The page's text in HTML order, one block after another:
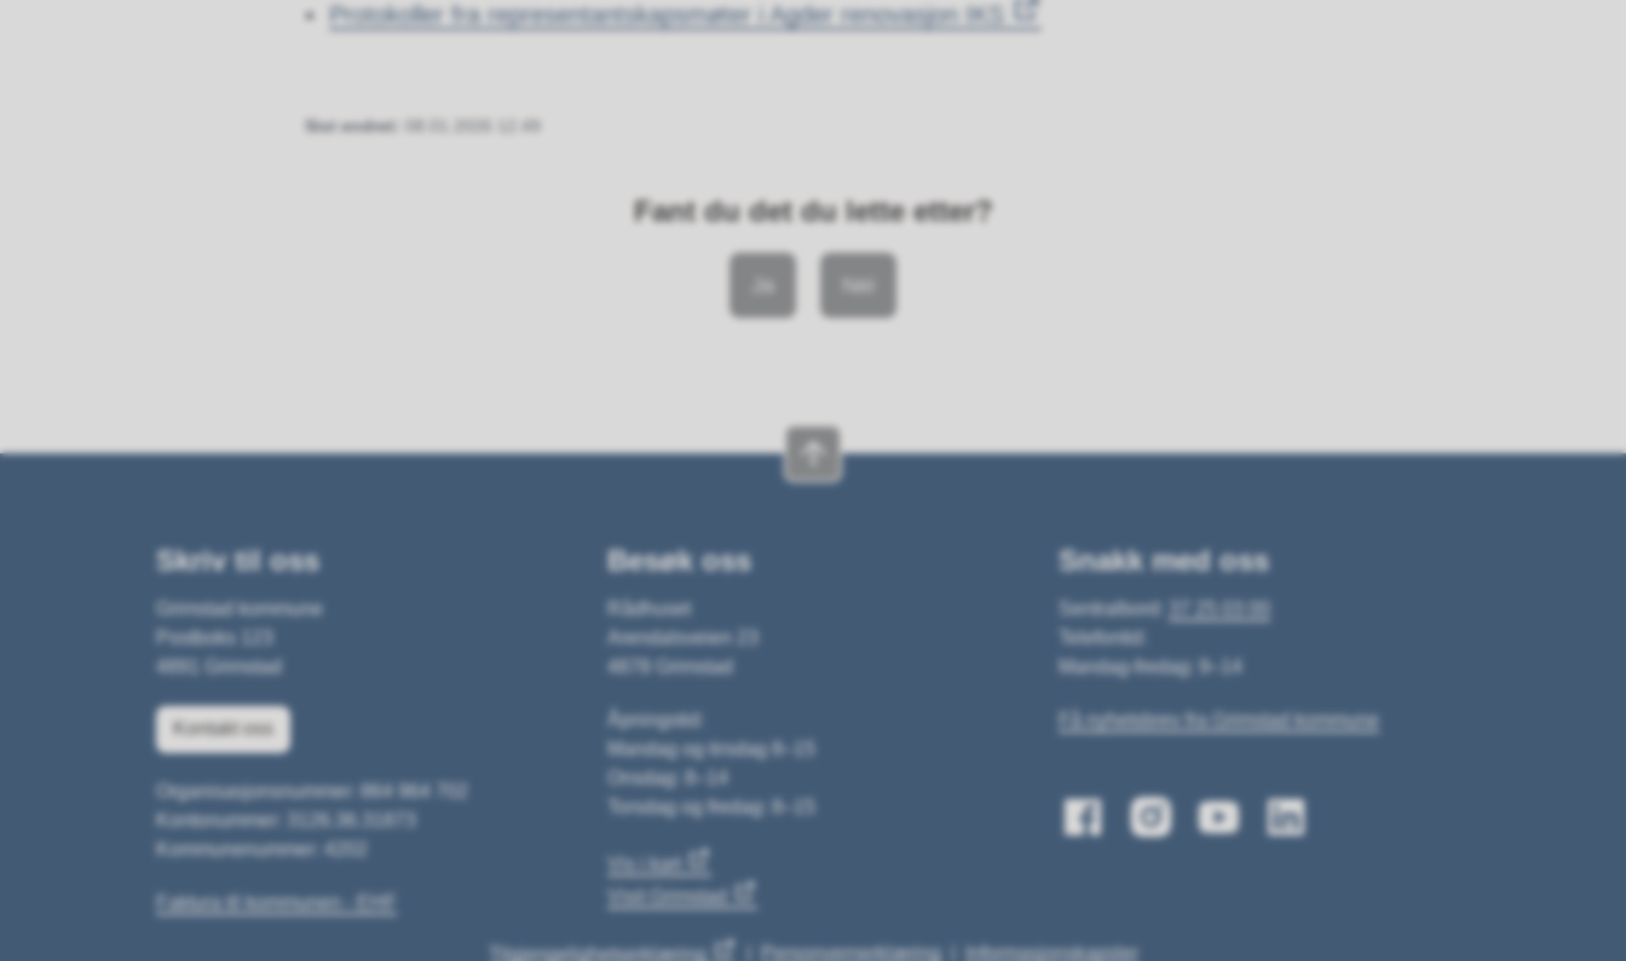
Protokoller fra representantskapsmøter i Agder renovasjon IKS
Sist endret 08.01.2026 12.49
Fant du det du lette etter?
Nei
Skriv til oss
Grimstad kommune
Postboks 123
4891 Grimstad
Kontakt oss
Organisasjonsnummer: 864 964 702
Kontonummer: 3126.36.31873
Kommunenummer: 4202
Faktura til kommunen - EHF
Besøk oss
Rådhuset
Arendalsveien 23
4878 Grimstad
Åpningstid:
Mandag og tirsdag 8–15
Onsdag: 8–14
Torsdag og fredag: 8–15
Vis i kart
Visit Grimstad
Snakk med oss
Sentralbord:
Telefontid:
Mandag-fredag: 9–14
Få nyhetsbrev fra Grimstad kommune
Tilgjengelighetserklæring Personvernerklæring Informasjonskapsler